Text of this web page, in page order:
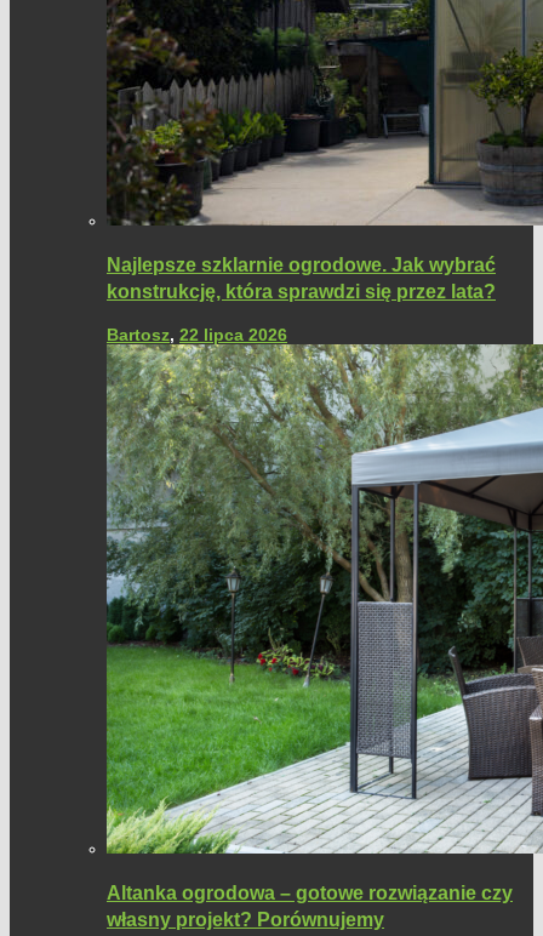
Najlepsze szklarnie ogrodowe. Jak wybrać
konstrukcję, która sprawdzi się przez lata?
Bartosz, 22 lipca 2026
Altanka ogrodowa – gotowe rozwiązanie czy
własny projekt? Porównujemy